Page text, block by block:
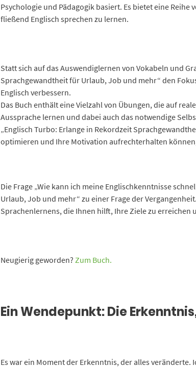
Psychologie und Pädagogik basiert. Es bietet eine
fließend Englisch sprechen zu lernen.
Statt sich auf das Auswendiglernen von Vokabeln und
Sprachgewandtheit für Urlaub, Job und mehr“ den
Englisch verbessern.
Das Buch enthält eine Vielzahl von Übungen, die auf
Aussprache lernen und dabei auch das notwendige
„Englisch Turbo: Erlange in Rekordzeit
optimieren und Ihre Motivation aufrechterhalten
Die Frage „Wie kann ich meine Englischkenntnisse
Urlaub, Job und mehr“ zu einer Frage der
Sprachenlernens, die Ihnen hilft, Ihre Ziele zu erreichen
Neugierig geworden? Zum Buch.
Ein Wendepunkt: Die
Es war ein Moment der Erkenntnis, der alles